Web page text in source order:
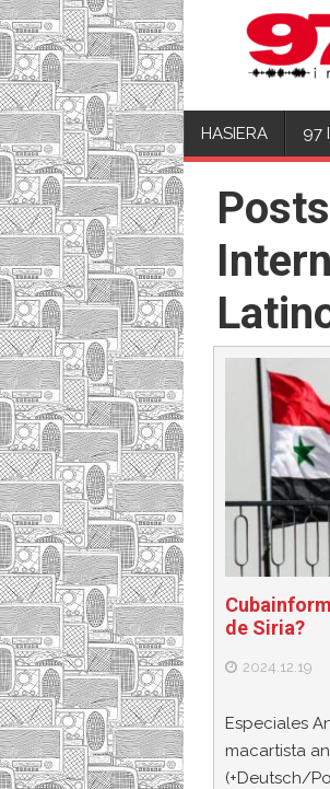
HASIERA 97
de Siria?
2024.12.19
Especiales
macartista
(+Deutsch/